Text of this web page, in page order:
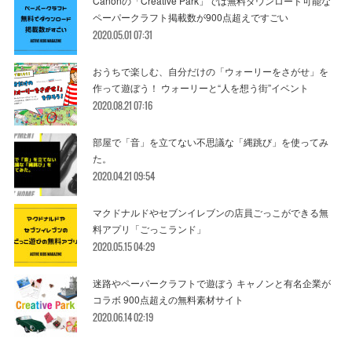
ペーパークラフト掲載数が900点超えですごい
2020.05.01 07:31
おうちで楽しむ、自分だけの「ウォーリーをさがせ」を
作って遊ぼう！ ウォーリーと“人を想う街”イベント
2020.08.21 07:16
部屋で「音」を立てない不思議な「縄跳び」を使ってみ
た。
2020.04.21 09:54
マクドナルドやセブンイレブンの店員ごっこができる無
料アプリ「ごっこランド」
2020.05.15 04:29
迷路やペーパークラフトで遊ぼう キャノンと有名企業が
コラボ 900点超えの無料素材サイト
2020.06.14 02:19